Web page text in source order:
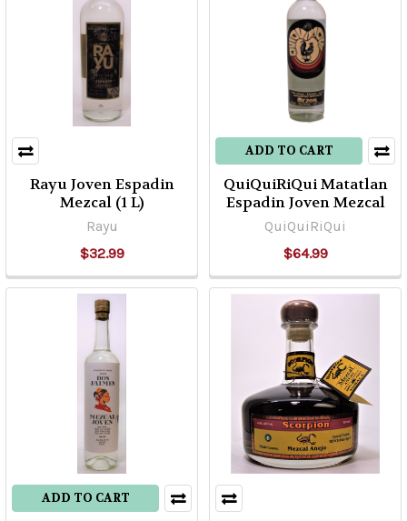
Rayu Joven Espadin
Mezcal (1 L)
Rayu
$32.99
ADD TO CART
QuiQuiRiQui Matatlan
Espadin Joven Mezcal
QuiQuiRiQui
$64.99
ADD TO CART